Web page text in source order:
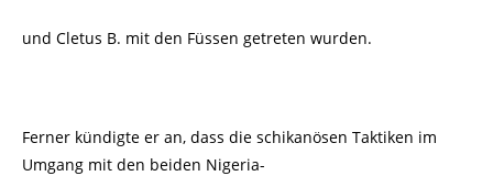
und Cletus B. mit den Füssen getreten wurden.
Ferner kündigte er an, dass die schikanösen Taktiken im
Umgang mit den beiden Nigeria-